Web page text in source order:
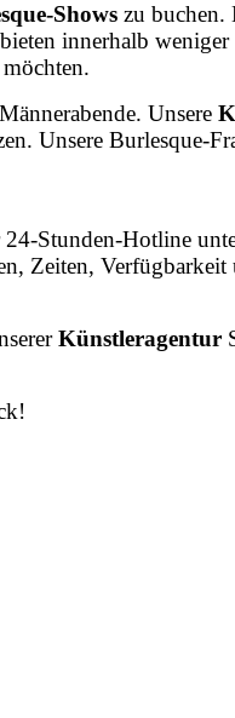
Shows zu buchen.
bieten innerhalb weniger
möchten.
Männerabende. Unsere
Unsere Burlesque-
24-Stunden-Hotline
Zeiten, Verfügbarkeit
Künstleragentur